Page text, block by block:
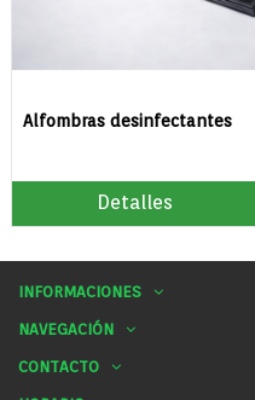
Alfombras desinfectantes
Detalles
INFORMACIONES
NAVEGACIÓN
CONTACTO